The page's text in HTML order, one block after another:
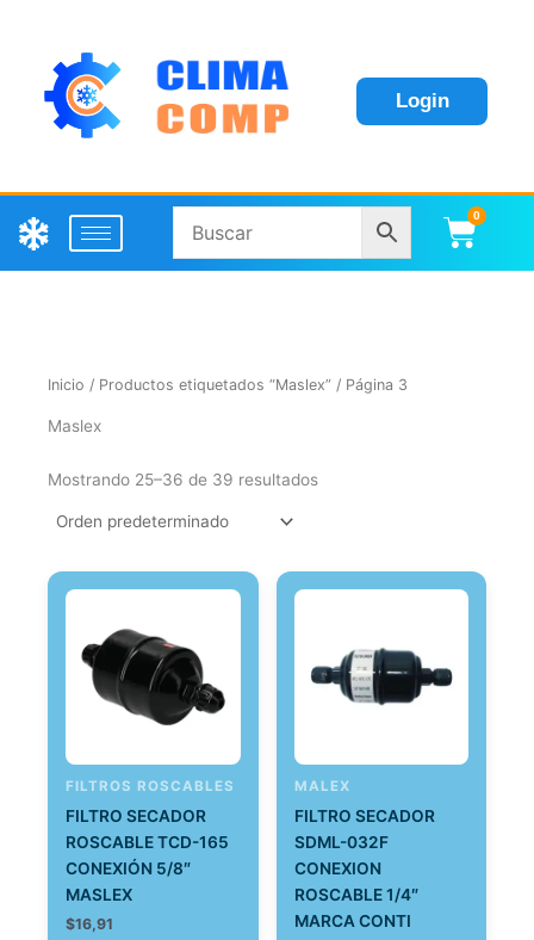
Login
0
Inicio / Productos etiquetados “Maslex” / Página 3
Maslex
Mostrando 25–36 de 39 resultados
FILTROS ROSCABLES
FILTRO SECADOR
ROSCABLE TCD-165
CONEXIÓN 5/8″
MASLEX
$16,91
MALEX
FILTRO SECADOR
SDML-032F
CONEXION
ROSCABLE 1/4″
MARCA CONTI